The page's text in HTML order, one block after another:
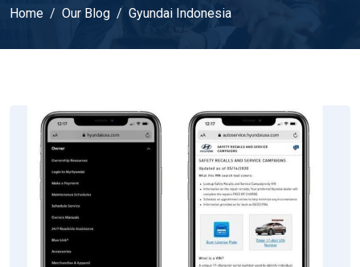
Home Our Blog Gyundai Indonesia